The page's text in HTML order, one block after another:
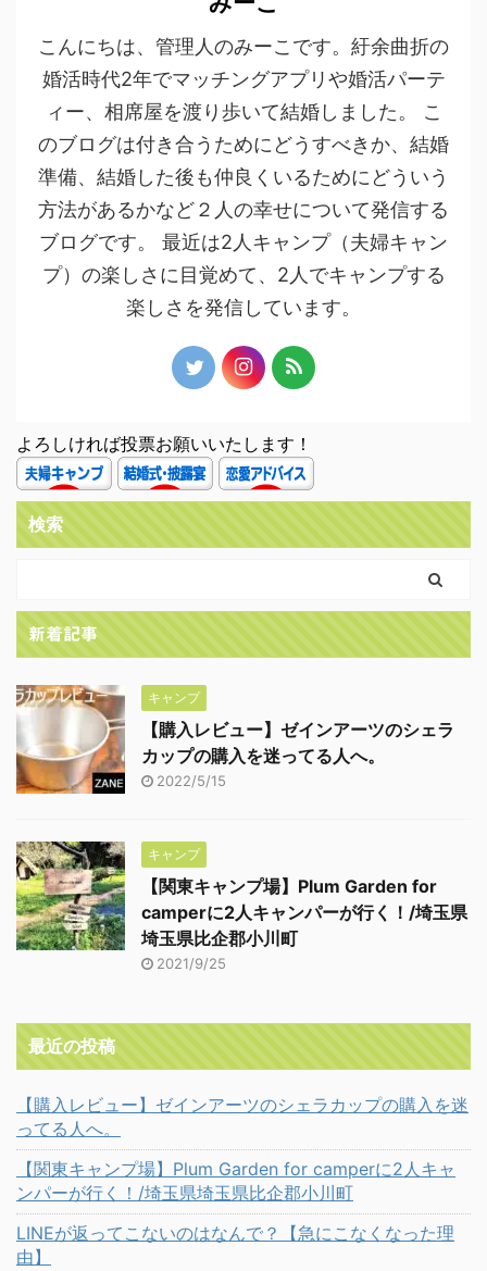
こんにちは、管理人のみーこです。紆余曲折の
婚活時代2年でマッチングアプリや婚活パーテ
ィー、相席屋を渡り歩いて結婚しました。 こ
のブログは付き合うためにどうすべきか、結婚
準備、結婚した後も仲良くいるためにどういう
方法があるかなど２人の幸せについて発信する
ブログです。 最近は2人キャンプ（夫婦キャン
プ）の楽しさに目覚めて、2人でキャンプする
楽しさを発信しています。
よろしければ投票お願いいたします！
検索
新着記事
キャンプ
【購入レビュー】ゼインアーツのシェラ
カップの購入を迷ってる人へ。
2022/5/15
キャンプ
【関東キャンプ場】Plum Garden for
camperに2人キャンパーが行く！/埼玉県
埼玉県比企郡小川町
2021/9/25
最近の投稿
【購入レビュー】ゼインアーツのシェラカップの購入を迷
ってる人へ。
【関東キャンプ場】Plum Garden for camperに2人キャ
ンパーが行く！/埼玉県埼玉県比企郡小川町
LINEが返ってこないのはなんで？【急にこなくなった理
由】